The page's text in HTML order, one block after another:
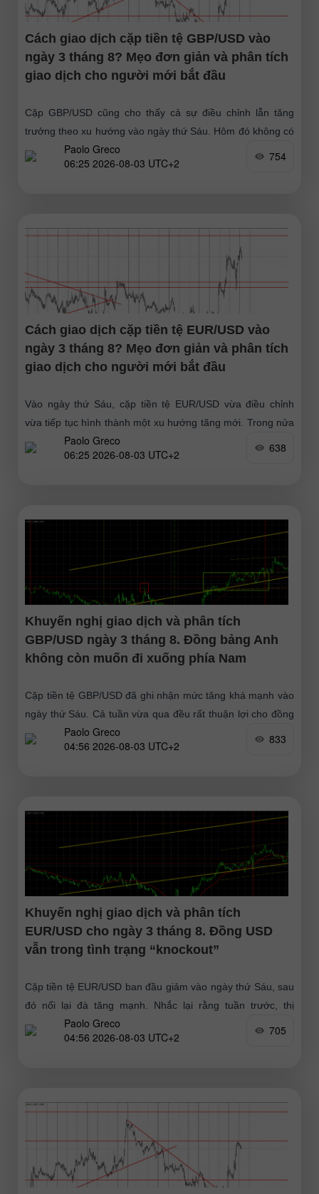
Cách giao dịch cặp tiền tệ GBP/USD vào
ngày 3 tháng 8? Mẹo đơn giản và phân tích
giao dịch cho người mới bắt đầu
Cặp GBP/USD cũng cho thấy cả sự điều chỉnh lẫn tăng
trưởng theo xu hướng vào ngày thứ Sáu. Hôm đó không có
sự kiện quan trọng
Paolo Greco
06:25 2026-08-03 UTC+2
754
Cách giao dịch cặp tiền tệ EUR/USD vào
ngày 3 tháng 8? Mẹo đơn giản và phân tích
giao dịch cho người mới bắt đầu
Vào ngày thứ Sáu, cặp tiền tệ EUR/USD vừa điều chỉnh
vừa tiếp tục hình thành một xu hướng tăng mới. Trong nửa
đầu ngày, thị trường hứng chịu
Paolo Greco
06:25 2026-08-03 UTC+2
638
Khuyến nghị giao dịch và phân tích
GBP/USD ngày 3 tháng 8. Đồng bảng Anh
không còn muốn đi xuống phía Nam
Cặp tiền tệ GBP/USD đã ghi nhận mức tăng khá mạnh vào
ngày thứ Sáu. Cả tuần vừa qua đều rất thuận lợi cho đồng
tiền chung châu
Paolo Greco
04:56 2026-08-03 UTC+2
833
Khuyến nghị giao dịch và phân tích
EUR/USD cho ngày 3 tháng 8. Đồng USD
vẫn trong tình trạng “knockout”
Cặp tiền tệ EUR/USD ban đầu giảm vào ngày thứ Sáu, sau
đó nối lại đà tăng mạnh. Nhắc lại rằng tuần trước, thị
trường cuối cùng cũng
Paolo Greco
04:56 2026-08-03 UTC+2
705